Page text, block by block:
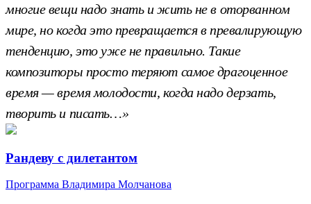
многие вещи надо знать и жить не в оторванном
мире, но когда это превращается в превалирующую
тенденцию, это уже не правильно. Такие
композиторы просто теряют самое драгоценное
время — время молодости, когда надо дерзать,
творить и писать…»
Рандеву с дилетантом
Программа Владимира Молчанова